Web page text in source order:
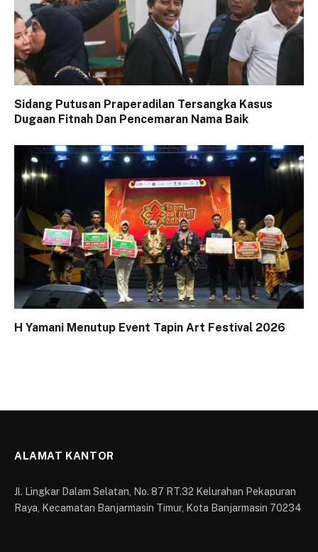
Sidang Putusan Praperadilan Tersangka Kasus
Dugaan Fitnah Dan Pencemaran Nama Baik
H Yamani Menutup Event Tapin Art Festival 2026
ALAMAT KANTOR
Jl. Lingkar Dalam Selatan, No. 87 RT.32 Kelurahan Pekapuran
Raya, Kecamatan Banjarmasin Timur, Kota Banjarmasin 70234